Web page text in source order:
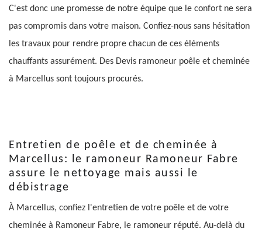
C'est donc une promesse de notre équipe que le confort ne sera
pas compromis dans votre maison. Confiez-nous sans hésitation
les travaux pour rendre propre chacun de ces éléments
chauffants assurément. Des Devis ramoneur poêle et cheminée
à Marcellus sont toujours procurés.
Entretien de poêle et de cheminée à
Marcellus: le ramoneur Ramoneur Fabre
assure le nettoyage mais aussi le
débistrage
À Marcellus, confiez l'entretien de votre poêle et de votre
cheminée à Ramoneur Fabre, le ramoneur réputé. Au-delà du